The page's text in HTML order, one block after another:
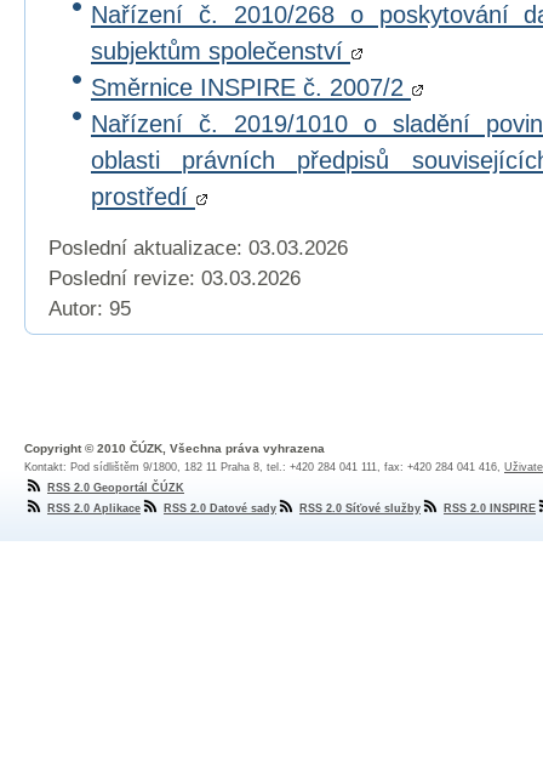
Nařízení č. 2010/268 o poskytování
subjektům společenství
Směrnice INSPIRE č. 2007/2
Nařízení č. 2019/1010 o sladění
oblasti právních předpisů
prostředí
Poslední aktualizace: 03.03.2026
Poslední revize: 03.03.2026
Autor: 95
Copyright © 2010 ČÚZK, Všechna práva vyhrazena
Kontakt: Pod sídlištěm 9/1800, 182 11 Praha 8, tel.: +420 284 041 111, fax: +420 284 041 416,
RSS 2.0 Geoportál ČÚZK
RSS 2.0 Aplikace
RSS 2.0 Datové sady RSS 2.0 Síťové služby RSS 2.0 INSPIRE